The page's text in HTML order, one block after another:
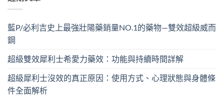
藍P/必利吉史上最強壯陽藥銷量NO.1的藥物—雙效超級威而
鋼
超級雙效犀利士希愛力藥效：功能與持續時間詳解
超級犀利士沒效的真正原因：使用方式、心理狀態與身體條
件全面解析